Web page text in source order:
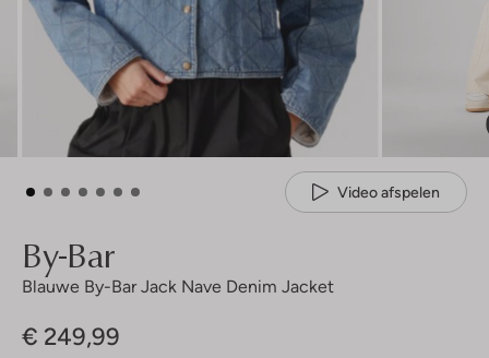
Video afspelen
By-Bar
Blauwe By-Bar Jack Nave Denim Jacket
€ 249,99